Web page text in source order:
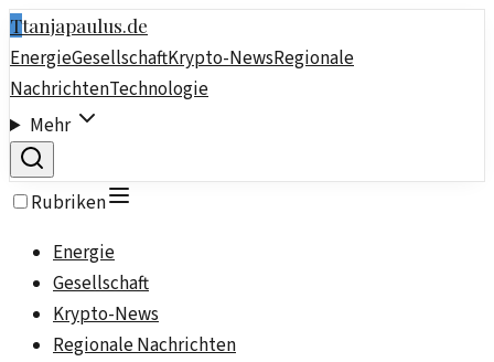
Ttanjapaulus.de
EnergieGesellschaftKrypto-NewsRegionale
NachrichtenTechnologie
Mehr
Rubriken
Energie
Gesellschaft
Krypto-News
Regionale Nachrichten